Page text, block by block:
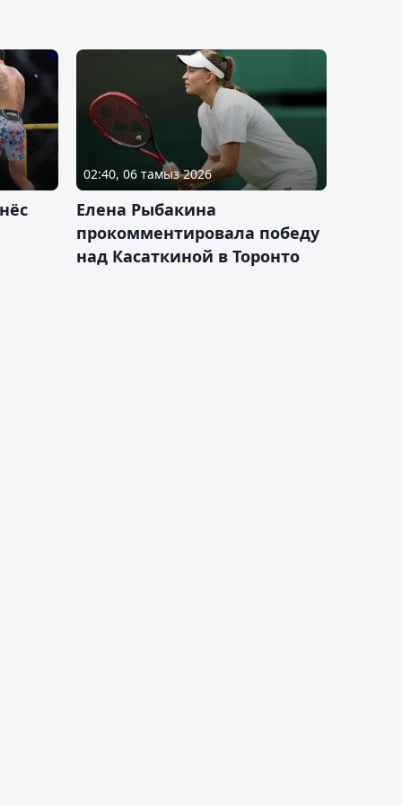
02:40, 06 тамыз 2026
Елена Рыбакина
прокомментировала победу
над Касаткиной в Торонто